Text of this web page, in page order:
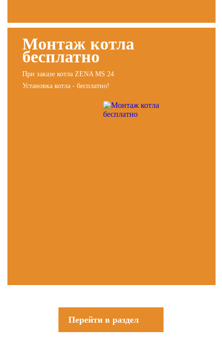
Монтаж котла
бесплатно
При заказе котла ZENA MS 24
Установка котла - бесплатно!
Перейти в раздел